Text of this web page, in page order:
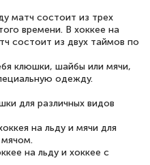
матч состоит из трех
времени. В хоккее на
состоит из двух таймов по
клюшки, шайбы или мячи,
одежду.
для различных видов
на льду и мячи для
мячом.
на льду и хоккее с